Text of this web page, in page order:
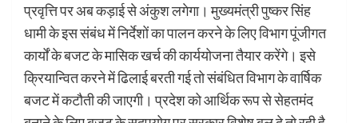
प्रवृत्ति पर अब कड़ाई से अंकुश लगेगा। मुख्यमंत्री पुष्कर सिंह
धामी के इस संबंध में निर्देशों का पालन करने के लिए विभाग पूंजीगत
कार्यों के बजट के मासिक खर्च की कार्ययोजना तैयार करेंगे। इसे
क्रियान्वित करने में ढिलाई बरती गई तो संबंधित विभाग के वार्षिक
बजट में कटौती की जाएगी। प्रदेश को आर्थिक रूप से सेहतमंद